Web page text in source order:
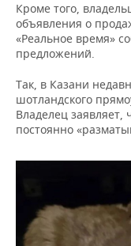
Кроме того,
объявления о
«Реальное время»
предложений.
Так, в Казани
шотландского
Владелец заявляет,
постоянно